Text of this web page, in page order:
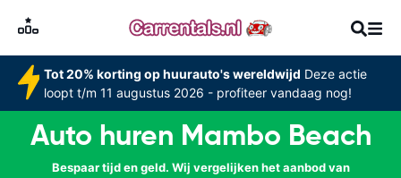
Tot 20% korting op huurauto's wereldwijd Deze actie
loopt t/m 11 augustus 2026 - profiteer vandaag nog!
Auto huren Mambo Beach
Bespaar tijd en geld. Wij vergelijken het aanbod van